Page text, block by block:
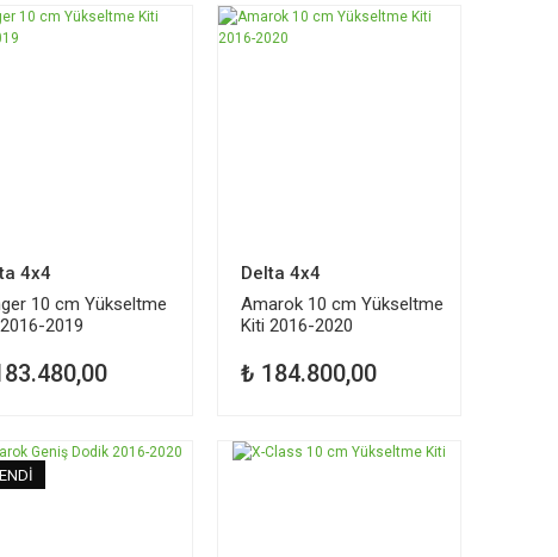
4x4
10 cm Yükseltme
2019
Delta 4x4
Amarok 10 cm Yükseltme
Kiti 2016-2020
₺ 184.800,00